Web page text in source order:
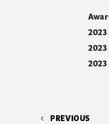
PREVIOUS